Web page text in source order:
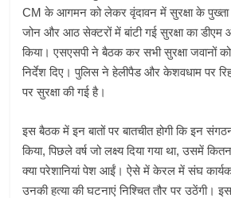
CM के आगमन को लेकर वृंदावन में सुरक्षा के पुख्ता
जोन और आठ सेक्टरों में बांटी गई सुरक्षा का डीएम
किया। एसएसपी ने बैठक कर सभी सुरक्षा जवानों
निर्देश दिए। पुलिस ने हेलीपैड और केशवधाम पर
पर सुरक्षा की गई है।
इस बैठक में इन बातों पर बातचीत होगी कि इन
किया, पिछले वर्ष जो लक्ष्य दिया गया था, उसमें
क्या परेशानियां पेश आईं। ऐसे में केरल में संघ
उनकी हत्या की घटनाएं निश्चित तौर पर उठेंगी।